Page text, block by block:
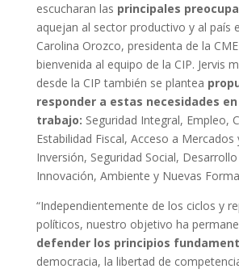
escucharan las principales
aquejan al sector productivo y al país
Carolina Orozco, presidenta de la
bienvenida al equipo de la CIP. Jervis
desde la CIP también se plantea
responder a estas necesidades en
trabajo: Seguridad Integral, Empleo,
Estabilidad Fiscal, Acceso a Mercados
Inversión, Seguridad Social,
Innovación, Ambiente y Nuevas
“Independientemente de los ciclos y
políticos, nuestro objetivo ha
defender los principios
democracia, la libertad de